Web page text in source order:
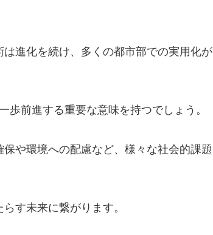
進化を続け、多くの都市部での実用化が
前進する重要な意味を持つでしょう。
や環境への配慮など、様々な社会的課題
す未来に繋がります。